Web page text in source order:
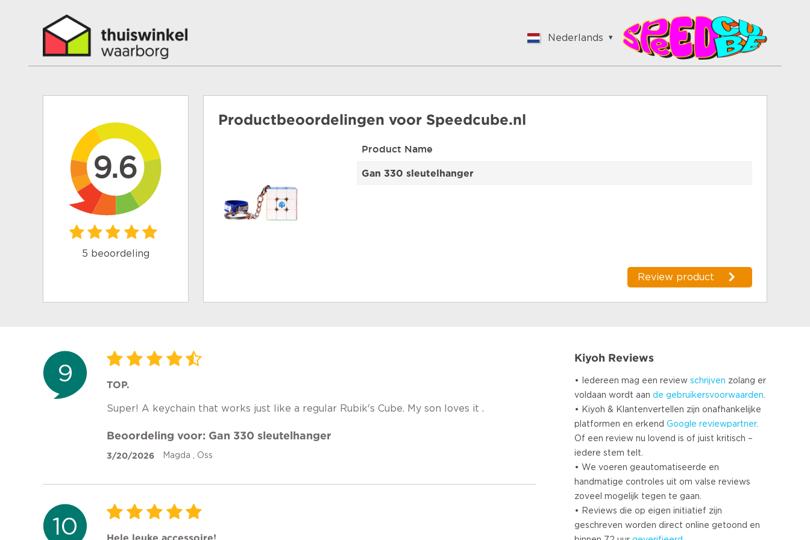
Nederlands
9.6
5 beoordeling
Productbeoordelingen voor Speedcube.nl
Product Name
Gan 330 sleutelhanger
Review product
9 TOP.
Super! A keychain that works just like a regular Rubik's Cube. My son loves it .
Beoordeling voor: Gan 330 sleutelhanger
3/20/2026 Magda , Oss
10 Hele leuke accessoire!
Kiyoh Reviews
• Iedereen mag een review schrijven zolang er
voldaan wordt aan de gebruikersvoorwaarden.
• Kiyoh & Klantenvertellen zijn onafhankelijke
platformen en erkend Google reviewpartner.
Of een review nu lovend is of juist kritisch –
iedere stem telt.
• We voeren geautomatiseerde en
handmatige controles uit om valse reviews
zoveel mogelijk tegen te gaan.
• Reviews die op eigen initiatief zijn
geschreven worden direct online getoond en